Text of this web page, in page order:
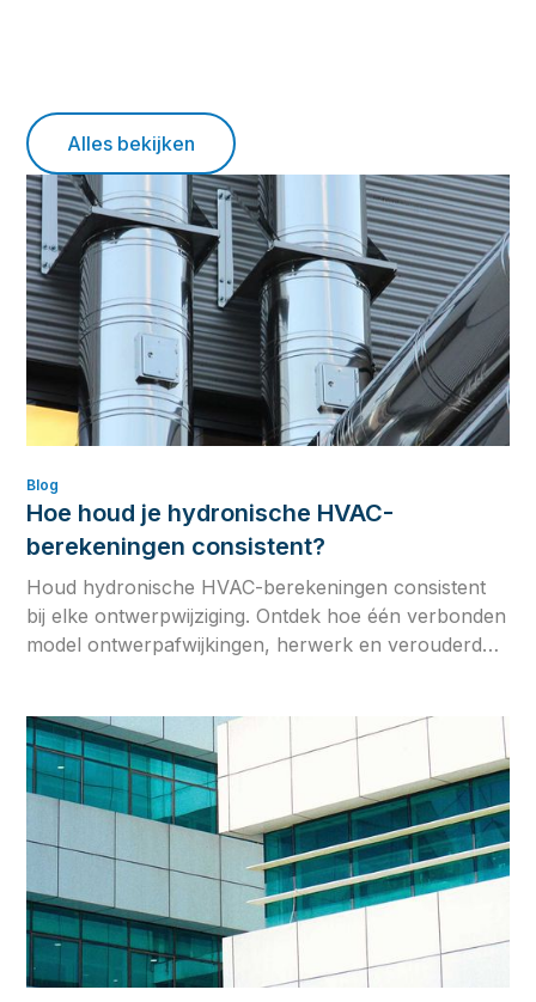
Alles bekijken
Blog
Hoe houd je hydronische HVAC-
berekeningen consistent?
Houd hydronische HVAC-berekeningen consistent
bij elke ontwerpwijziging. Ontdek hoe één verbonden
model ontwerpafwijkingen, herwerk en verouderde